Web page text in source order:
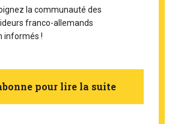
la communauté des
franco-allemands
informés !
pour lire la suite